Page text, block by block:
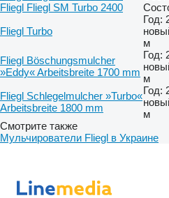
Fliegl Fliegl SM Turbo 2400
Fliegl Turbo
Год:
м
Fliegl Böschungsmulcher
»Eddy« Arbeitsbreite 1700 mm
Год:
м
Fliegl Schlegelmulcher »Turbo«
Arbeitsbreite 1800 mm
Год:
м
Смотрите также
Мульчирователи Fliegl в Украине